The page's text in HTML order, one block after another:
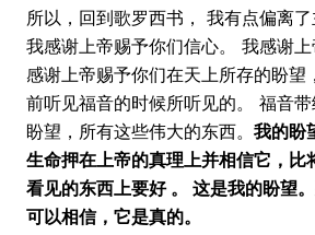
所以，回到歌罗西书， 我有点偏离了
我感谢上帝赐予你们信心。 我感谢
感谢上帝赐予你们在天上所存的盼望
前听见福音的时候所听见的。 福音带
盼望，所有这些伟大的东西。 我的盼
生命押在上帝的真理上并相信它，比
看见的东西上要好 。 这是我的盼望
可以相信，它是真的。